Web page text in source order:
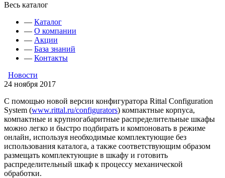
Весь каталог
— Каталог
— О компании
— Акции
— База знаний
— Контакты
Новости
24 ноября 2017
С помощью новой версии конфигуратора Rittal Configuration
System (www.rittal.ru/configurators) компактные корпуса,
компактные и крупногабаритные распределительные шкафы
можно легко и быстро подбирать и компоновать в режиме
онлайн, используя необходимые комплектующие без
использования каталога, а также соответствующим образом
размещать комплектующие в шкафу и готовить
распределительный шкаф к процессу механической
обработки.